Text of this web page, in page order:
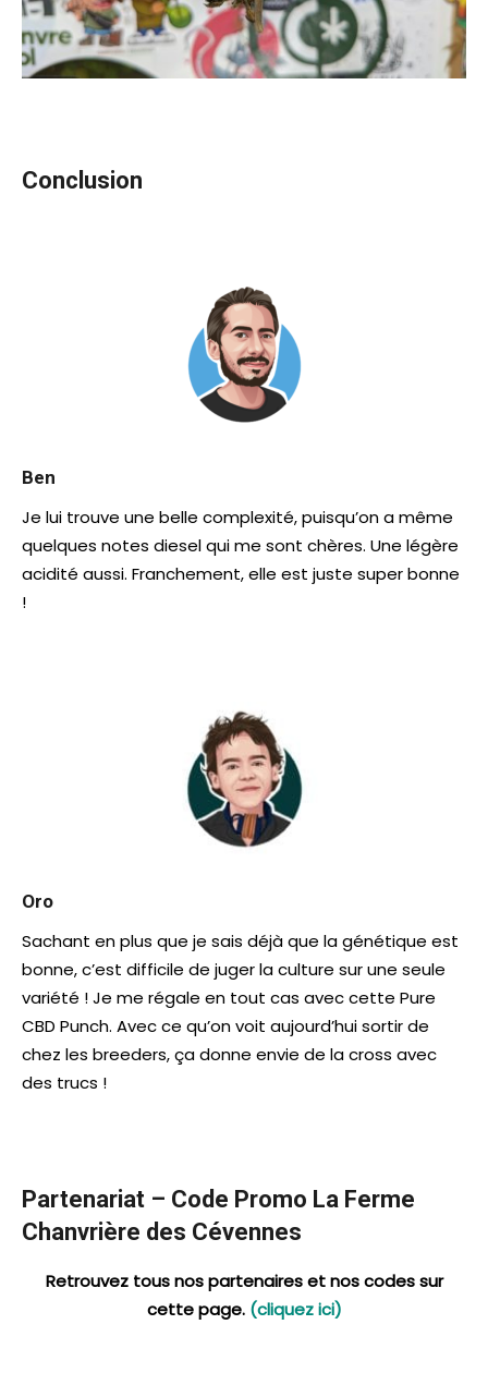
Conclusion
Ben
Je lui trouve une belle complexité, puisqu’on a même
quelques notes diesel qui me sont chères. Une légère
acidité aussi. Franchement, elle est juste super bonne
!
Oro
Sachant en plus que je sais déjà que la génétique est
bonne, c’est difficile de juger la culture sur une seule
variété ! Je me régale en tout cas avec cette Pure
CBD Punch. Avec ce qu’on voit aujourd’hui sortir de
chez les breeders, ça donne envie de la cross avec
des trucs !
Partenariat – Code Promo La Ferme
Chanvrière des Cévennes
Retrouvez tous nos partenaires et nos codes sur
cette page. (cliquez ici)